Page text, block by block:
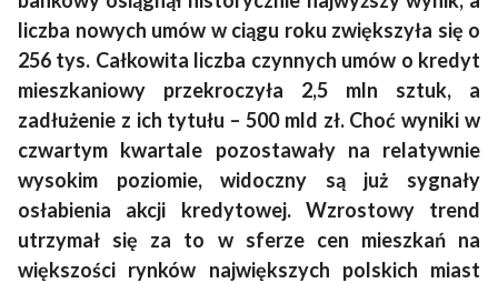
liczba nowych umów w ciągu roku zwiększyła się o
256 tys. Całkowita liczba czynnych umów o kredyt
mieszkaniowy przekroczyła 2,5 mln sztuk, a
zadłużenie z ich tytułu – 500 mld zł. Choć wyniki w
czwartym kwartale pozostawały na relatywnie
wysokim poziomie, widoczny są już sygnały
osłabienia akcji kredytowej. Wzrostowy trend
utrzymał się za to w sferze cen mieszkań na
większości rynków największych polskich miast